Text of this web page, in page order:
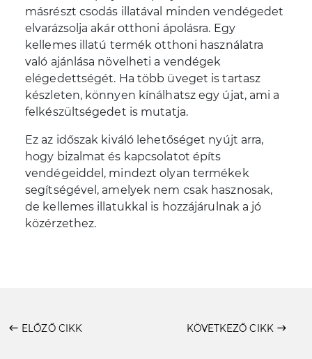
másrészt csodás illatával minden vendégedet
elvarázsolja akár otthoni ápolásra. Egy
kellemes illatú termék otthoni használatra
való ajánlása növelheti a vendégek
elégedettségét. Ha több üveget is tartasz
készleten, könnyen kínálhatsz egy újat, ami a
felkészültségedet is mutatja.
Ez az időszak kiváló lehetőséget nyújt arra,
hogy bizalmat és kapcsolatot építs
vendégeiddel, mindezt olyan termékek
segítségével, amelyek nem csak hasznosak,
de kellemes illatukkal is hozzájárulnak a jó
közérzethez.
west ELŐZŐ CIKK KÖVETKEZŐ CIKK east